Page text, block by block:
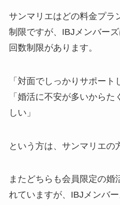
サンマリエはどの料金プラ
制限ですが、IBJメンバー
回数制限があります。
「対面でしっかりサポート
「婚活に不安が多いから
しい」
という方は、サンマリエの
またどちらも会員限定の婚
れていますが、IBJメンバ